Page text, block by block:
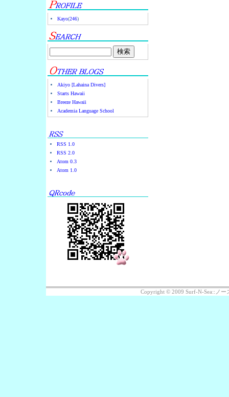
Kayo(246)
Akiyo [Lahaina Divers]
Starts Hawaii
Breeze Hawaii
Academia Language School
RSS 1.0
RSS 2.0
Atom 0.3
Atom 1.0
Copyright © 2009 Surf-N-Sea::ノー